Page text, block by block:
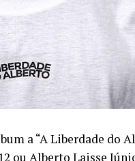
a “A Liberdade do
ou Alberto Laisse